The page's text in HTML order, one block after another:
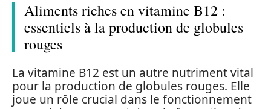
Aliments riches en vitamine B12 :
essentiels à la production de globules
rouges
La vitamine B12 est un autre nutriment vital
pour la production de globules rouges. Elle
joue un rôle crucial dans le fonctionnement